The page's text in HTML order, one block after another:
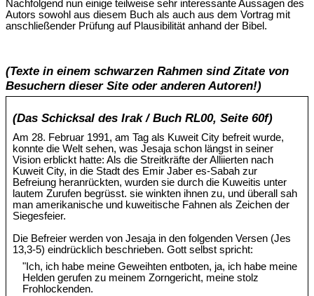
Nachfolgend nun einige teilweise sehr interessante Aussagen des
Autors sowohl aus diesem Buch als auch aus dem Vortrag mit
anschließender Prüfung auf Plausibilität anhand der Bibel.
(Texte in einem schwarzen Rahmen sind Zitate von
Besuchern dieser Site oder anderen Autoren!)
(Das Schicksal des Irak / Buch RL00, Seite 60f)
Am 28. Februar 1991, am Tag als Kuweit City befreit wurde,
konnte die Welt sehen, was Jesaja schon längst in seiner
Vision erblickt hatte: Als die Streitkräfte der Alliierten nach
Kuweit City, in die Stadt des Emir Jaber es-Sabah zur
Befreiung heranrückten, wurden sie durch die Kuweitis unter
lautem Zurufen begrüsst. sie winkten ihnen zu, und überall sah
man amerikanische und kuweitische Fahnen als Zeichen der
Siegesfeier.
Die Befreier werden von Jesaja in den folgenden Versen (Jes
13,3-5) eindrücklich beschrieben. Gott selbst spricht:
"Ich, ich habe meine Geweihten entboten, ja, ich habe meine
Helden gerufen zu meinem Zorngericht, meine stolz
Frohlockenden.